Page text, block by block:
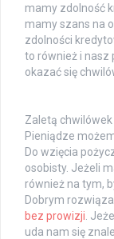
mamy zdolność
mamy szans na
zdolności
to również i nasz
okazać się
Zaletą chwilówek
Pieniądze
Do wzięcia
osobisty. Jeżeli
również na tym,
Dobrym
bez prowizji .
uda nam się